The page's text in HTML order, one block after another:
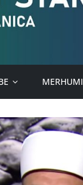
MERHUMI